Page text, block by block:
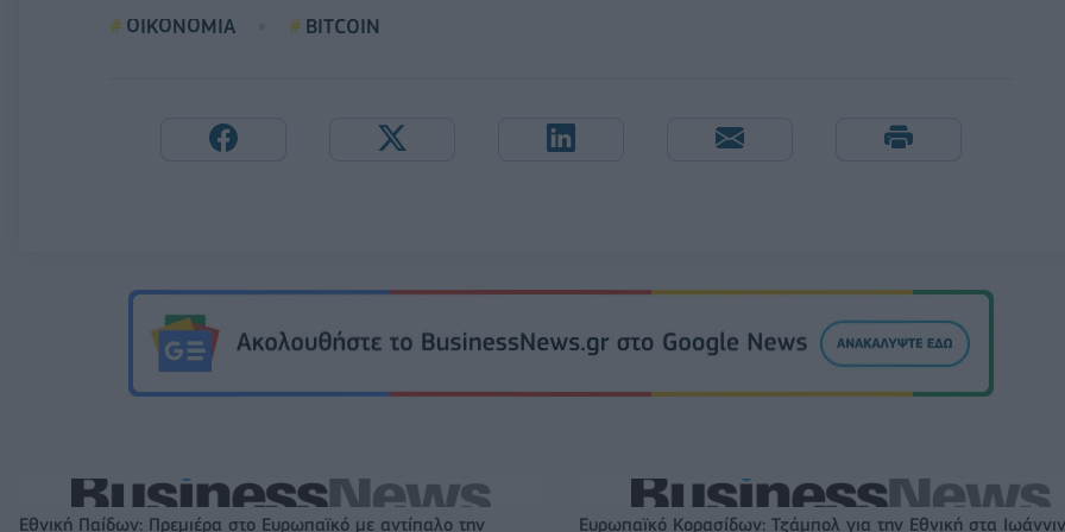
ΟΙΚΟΝΟΜΙΑ BITCOIN
Εθνική Παίδων: Πρεμιέρα στο Ευρωπαϊκό με αντίπαλο την Ευρωπαϊκό Κορασίδων: Τζάμπολ για την Εθνική στα